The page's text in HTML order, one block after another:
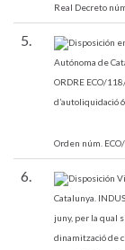
Real Decreto
5.
Autónoma de
ORDRE ECO/
d’autoliquidació
Orden núm.
6.
Catalunya.
juny, per la qual
dinamització de